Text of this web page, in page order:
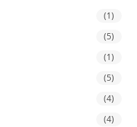
(1)
(5)
(1)
(5)
(4)
(4)